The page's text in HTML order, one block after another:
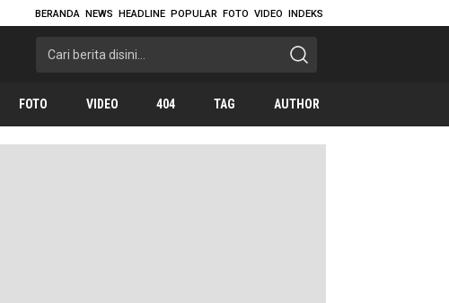
BERANDA NEWS HEADLINE POPULAR FOTO VIDEO INDEKS
FOTO VIDEO 404 TAG AUTHOR